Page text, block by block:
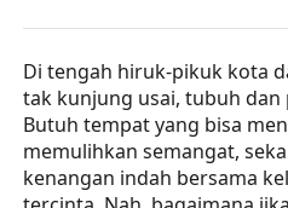
Di tengah hiruk-pikuk kota
tak kunjung usai, tubuh
Butuh tempat yang bisa
memulihkan semangat,
kenangan indah bersama